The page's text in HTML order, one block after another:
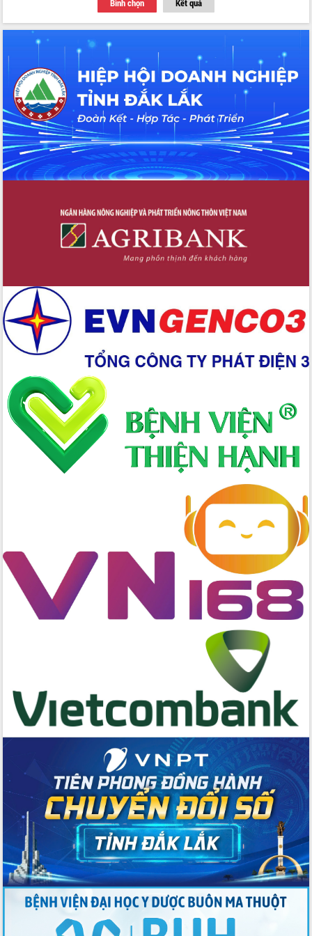
Tập huấn ứng dụng trí tuệ nhân tạo (AI)
trong thương mại điện tử năm 2026
Đoàn đại biểu Quốc hội tỉnh Đắk Lắk
trao đổi thông tin trước Kỳ họp thứ
nhất, Quốc hội khóa XVI
Quyết liệt cải cách hành chính, khơi
thông nguồn lực phát triển
Nâng cao hiệu lực, hiệu quả HĐND
tỉnh thông qua hiện đại hóa hành chính
Xã Ea Phê gắn cải cách hành chính với
chuyển đổi số
Phó Chủ tịch Thường trực UBND tỉnh
tâm Phục vụ hành chính công xã Ea
Xây dựng nền hành chính số đồng
hành cùng nông dân dân, doanh nghiệp
đấu có 77% xã đạt chuẩn nông thôn
mới
Chuyển đổi số 'mở đường' cho nông
nghiệp Đắk Lắk tăng trưởng bứt phá
Triển khai đồng bộ đo đạc, lập hồ sơ
địa chính, hoàn thiện cơ sở dữ liệu đất
Ứng dụng sinh trắc học - Bước tiến
trong hành trình chuyển đổi số tại Đắk
Lắk
Đắk Lắk nâng cao hiệu quả công tác
Đảng từ Sổ tay đảng viên điện tử
Đắk Lắk đẩy mạnh nuôi biển công
Đắk Lắk phát động hưởng ứng Ngày
Quyền của người tiêu dùng Việt Nam
2026
Đẩy mạnh cải cách hành chính, quyết
tâm đạt được mục tiêu tăng trưởng
Huy giữ chức Bí thư Đảng ủy Ủy Ban
Nhân dân tỉnh
Bệnh án điện tử thúc đẩy chuyển đổi
số y tế tại Đắk Lắk
Chuyển đổi số thư viện: Mở rộng
không gian tri thức trong thời đại số
Đánh giá, rút kinh nghiệm công tác tổ
chức diễn tập trước ngày bầu cử
Chương trình “Gặp gỡ hữu nghị –
Friendship Meeting New Year 2026”
Bầu cử Quốc hội và HĐND: Cử tri Đắk
Lắk gửi gắm niềm tin, kỳ vọng vào lá
phiếu
Đắk Lắk sẵn sàng các điều kiện cho
Ngày hội bầu cử đại biểu Quốc hội
khóa XVI và HĐND các cấp nhiệm kỳ
Bình chọn Kết quả